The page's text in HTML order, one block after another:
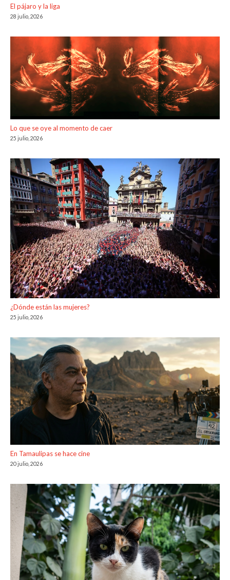
El pájaro y la liga
28 julio, 2026
Lo que se oye al momento de caer
25 julio, 2026
¿Dónde están las mujeres?
25 julio, 2026
En Tamaulipas se hace cine
20 julio, 2026